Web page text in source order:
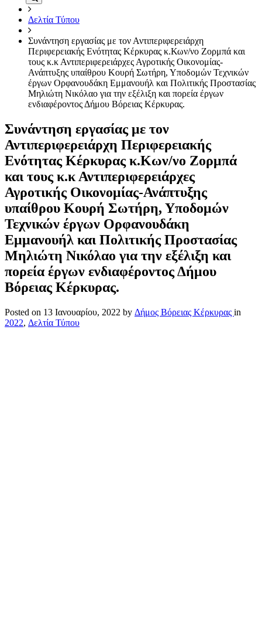
Δελτία Τύπου
Συνάντηση εργασίας με τον Αντιπεριφερειάρχη
Περιφερειακής Ενότητας Κέρκυρας κ.Κων/νο Ζορμπά και
τους κ.κ Αντιπεριφερειάρχες Αγροτικής Οικονομίας-
Ανάπτυξης υπαίθρου Κουρή Σωτήρη, Υποδομών Τεχνικών
έργων Ορφανουδάκη Εμμανουήλ και Πολιτικής Προστασίας
Μηλιώτη Νικόλαο για την εξέλιξη και πορεία έργων
ενδιαφέροντος Δήμου Βόρειας Κέρκυρας.
Συνάντηση εργασίας με τον
Αντιπεριφερειάρχη Περιφερειακής
Ενότητας Κέρκυρας κ.Κων/νο Ζορμπά
και τους κ.κ Αντιπεριφερειάρχες
Αγροτικής Οικονομίας-Ανάπτυξης
υπαίθρου Κουρή Σωτήρη, Υποδομών
Τεχνικών έργων Ορφανουδάκη
Εμμανουήλ και Πολιτικής Προστασίας
Μηλιώτη Νικόλαο για την εξέλιξη και
πορεία έργων ενδιαφέροντος Δήμου
Βόρειας Κέρκυρας.
Posted on 13 Ιανουαρίου, 2022 by Δήμος Βόρειας Κέρκυρας in
2022, Δελτία Τύπου